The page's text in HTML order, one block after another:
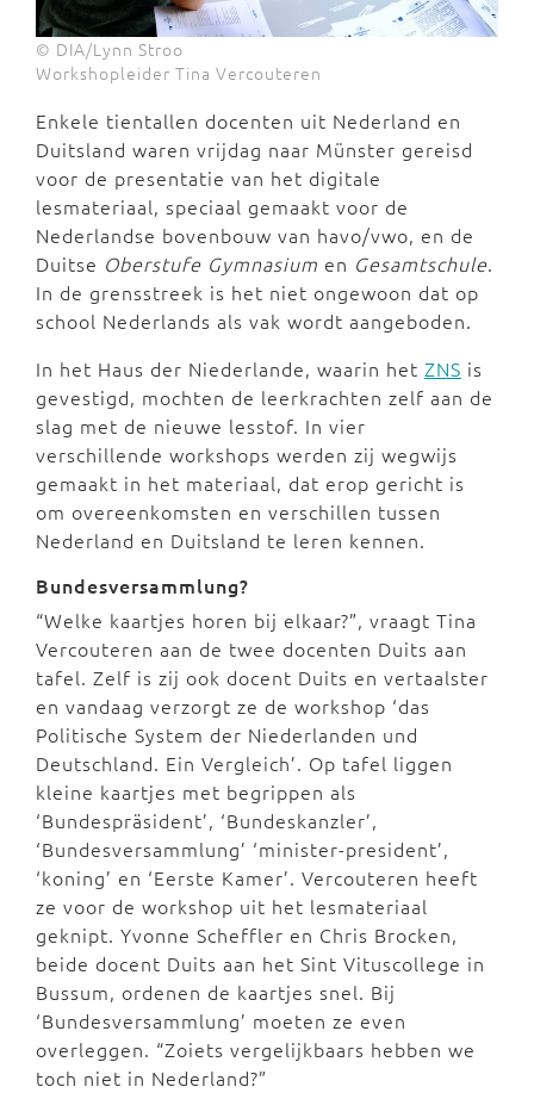
© DIA/Lynn Stroo
Workshopleider Tina Vercouteren
Enkele tientallen docenten uit Nederland en
Duitsland waren vrijdag naar Münster gereisd
voor de presentatie van het digitale
lesmateriaal, speciaal gemaakt voor de
Nederlandse bovenbouw van havo/vwo, en de
Duitse Oberstufe Gymnasium en Gesamtschule.
In de grensstreek is het niet ongewoon dat op
school Nederlands als vak wordt aangeboden.
In het Haus der Niederlande, waarin het ZNS is
gevestigd, mochten de leerkrachten zelf aan de
slag met de nieuwe lesstof. In vier
verschillende workshops werden zij wegwijs
gemaakt in het materiaal, dat erop gericht is
om overeenkomsten en verschillen tussen
Nederland en Duitsland te leren kennen.
Bundesversammlung?
“Welke kaartjes horen bij elkaar?”, vraagt Tina
Vercouteren aan de twee docenten Duits aan
tafel. Zelf is zij ook docent Duits en vertaalster
en vandaag verzorgt ze de workshop ‘das
Politische System der Niederlanden und
Deutschland. Ein Vergleich’. Op tafel liggen
kleine kaartjes met begrippen als
‘Bundespräsident’, ‘Bundeskanzler’,
‘Bundesversammlung’ ‘minister-president’,
‘koning’ en ‘Eerste Kamer’. Vercouteren heeft
ze voor de workshop uit het lesmateriaal
geknipt. Yvonne Scheffler en Chris Brocken,
beide docent Duits aan het Sint Vituscollege in
Bussum, ordenen de kaartjes snel. Bij
‘Bundesversammlung’ moeten ze even
overleggen. “Zoiets vergelijkbaars hebben we
toch niet in Nederland?”